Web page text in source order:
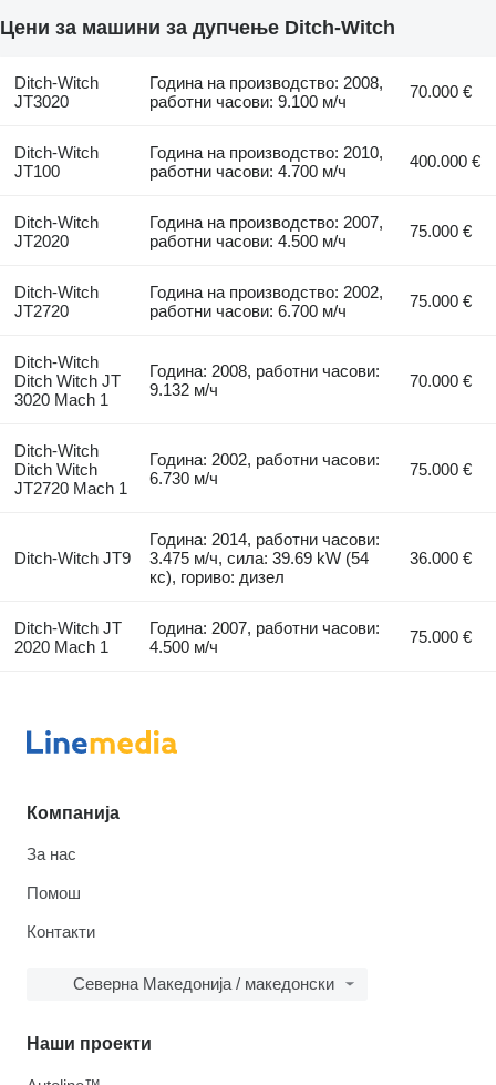
Цени за машини за дупчење Ditch-Witch
Ditch-Witch
JT3020
Година на производство: 2008,
работни часови: 9.100 м/ч
70.000 €
Ditch-Witch
JT100
Година на производство: 2010,
работни часови: 4.700 м/ч
400.000 €
Ditch-Witch
JT2020
Година на производство: 2007,
работни часови: 4.500 м/ч
75.000 €
Ditch-Witch
JT2720
Година на производство: 2002,
работни часови: 6.700 м/ч
75.000 €
Ditch-Witch
Ditch Witch JT
3020 Mach 1
Година: 2008, работни часови:
9.132 м/ч
70.000 €
Ditch-Witch
Ditch Witch
JT2720 Mach 1
Година: 2002, работни часови:
6.730 м/ч
75.000 €
Ditch-Witch JT9
Година: 2014, работни часови:
3.475 м/ч, сила: 39.69 kW (54
кс), гориво: дизел
36.000 €
Ditch-Witch JT
2020 Mach 1
Година: 2007, работни часови:
4.500 м/ч
75.000 €
Компанија
За нас
Помош
Контакти
Северна Македонија / македонски
Наши проекти